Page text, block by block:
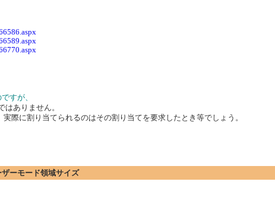
すが、
ありません。
際に割り当てられるのはその割り当てを要求したとき等でしょう。
ーモード領域サイズ